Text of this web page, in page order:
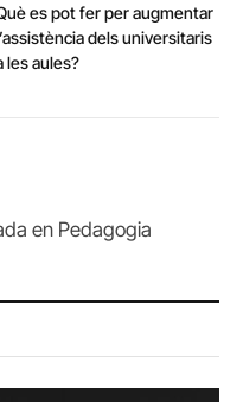
es pot fer per augmentar
dels universitaris
les aules?
en Pedagogia